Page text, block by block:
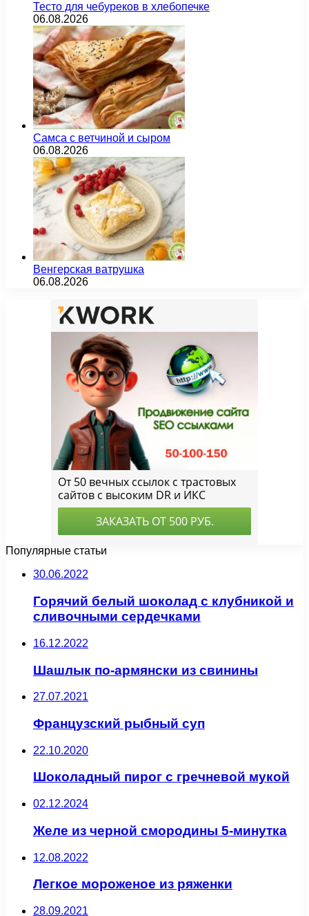
Тесто для чебуреков в хлебопечке
06.08.2026
Самса с ветчиной и сыром
06.08.2026
Венгерская ватрушка
06.08.2026
Популярные статьи
30.06.2022
Горячий белый шоколад с клубникой и
сливочными сердечками
16.12.2022
Шашлык по-армянски из свинины
27.07.2021
Французский рыбный суп
22.10.2020
Шоколадный пирог с гречневой мукой
02.12.2024
Желе из черной смородины 5-минутка
12.08.2022
Легкое мороженое из ряженки
28.09.2021